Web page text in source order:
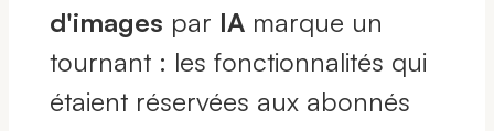
d'images par IAmarque un
tournant : les fonctionnalités qui
étaient réservées aux abonnés